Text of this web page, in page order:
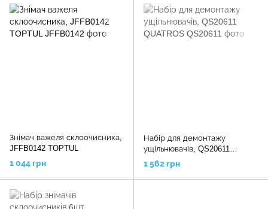
Знімач важеля склоочисника,
JFFB0142 TOPTUL
1 044 грн
Набір для демонтажу
ущільнювачів, QS20611
QUATROS
1 562 грн